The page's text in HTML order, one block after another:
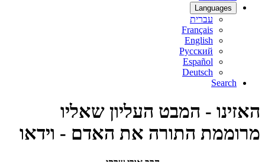
Languages
עברית
Français
English
Русский
Español
Deutsch
Search
האזינו - המבט העליון שאליו
מרוממת התורה את האדם - וידאו